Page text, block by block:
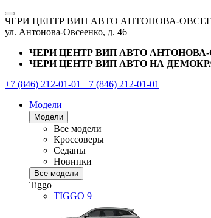
ЧЕРИ ЦЕНТР ВИП АВТО АНТОНОВА-
ул. Антонова-Овсеенко, д. 46
ЧЕРИ ЦЕНТР ВИП АВТО
ЧЕРИ ЦЕНТР ВИП АВТО НА
+7 (846) 212-01-01 +7 (846) 212-01-01
Модели
Модели
Все модели
Кроссоверы
Седаны
Новинки
Все модели
Tiggo
TIGGO 9